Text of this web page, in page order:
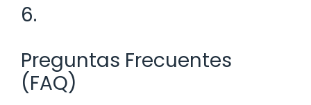
6.
Preguntas Frecuentes
(FAQ)